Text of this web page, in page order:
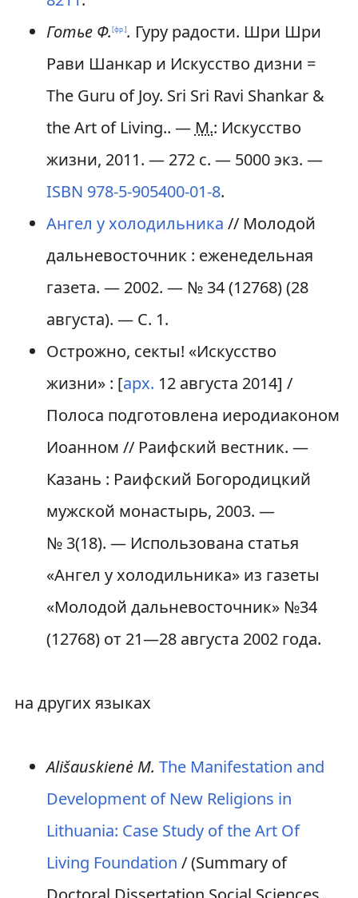
Готье Ф.[фр.]. Гуру радости. Шри Шри
Рави Шанкар и Искусство дизни =
The Guru of Joy. Sri Sri Ravi Shankar &
the Art of Living.. — М.: Искусство
жизни, 2011. — 272 с. — 5000 экз. —
ISBN 978-5-905400-01-8.
Ангел у холодильника // Молодой
дальневосточник : еженедельная
газета. — 2002. — № 34 (12768) (28
августа). — С. 1.
Острожно, секты! «Искусство
жизни» : [арх. 12 августа 2014] /
Полоса подготовлена иеродиаконом
Иоанном // Раифский вестник. —
Казань : Раифский Богородицкий
мужской монастырь, 2003. —
№ 3(18). — Использована статья
«Ангел у холодильника» из газеты
«Молодой дальневосточник» №34
(12768) от 21—28 августа 2002 года.
на других языках
Ališauskienė M. The Manifestation and
Development of New Religions in
Lithuania: Case Study of the Art Of
Living Foundation / (Summary of